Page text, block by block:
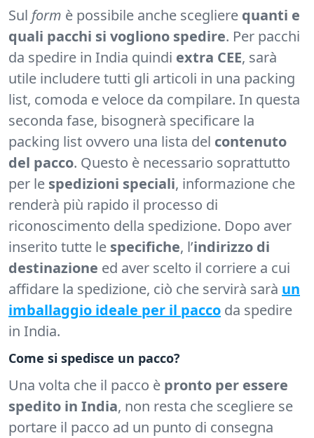
Sul form è possibile anche scegliere quanti e
quali pacchi si vogliono spedire. Per pacchi
da spedire in India quindi extra CEE, sarà
utile includere tutti gli articoli in una packing
list, comoda e veloce da compilare. In questa
seconda fase, bisognerà specificare la
packing list ovvero una lista del contenuto
del pacco. Questo è necessario soprattutto
per le spedizioni speciali, informazione che
renderà più rapido il processo di
riconoscimento della spedizione. Dopo aver
inserito tutte le specifiche, l’indirizzo di
destinazione ed aver scelto il corriere a cui
affidare la spedizione, ciò che servirà sarà un
imballaggio ideale per il pacco da spedire
in India.
Come si spedisce un pacco?
Una volta che il pacco è pronto per essere
spedito in India, non resta che scegliere se
portare il pacco ad un punto di consegna